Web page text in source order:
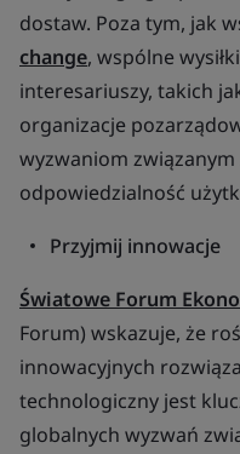
dostaw. Poza tym, jak
change, wspólne
interesariuszy, takich
organizacje
wyzwaniom
odpowiedzialność
Przyjmij innowacje
Światowe Forum
Forum) wskazuje, że
innowacyjnych
technologiczny jest
globalnych wyzwań